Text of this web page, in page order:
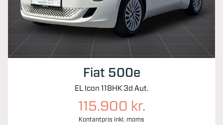
Fiat 500e
EL Icon 118HK 3d Aut.
115.900 kr.
Kontantpris inkl. moms